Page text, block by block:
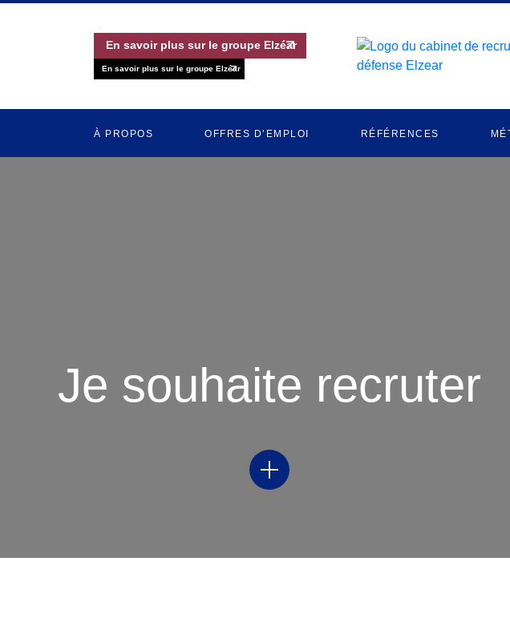
En savoir plus sur le groupe Elzéar
En savoir plus sur le groupe Elzéar
À PROPOS OFFRES D’EMPLOI RÉFÉRENCES
Je souhaite recruter